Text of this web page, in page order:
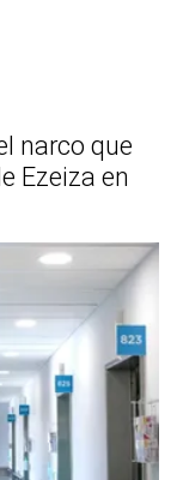
narco que
Ezeiza en